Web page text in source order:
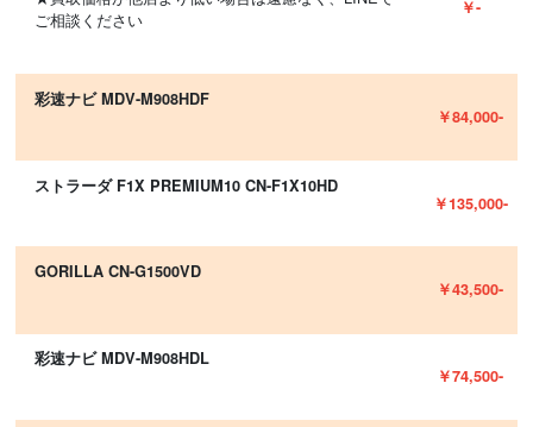
ご相談ください
￥-
彩速ナビ MDV-M908HDF
￥84,000-
ストラーダ F1X PREMIUM10 CN-F1X10HD
￥135,000-
GORILLA CN-G1500VD
￥43,500-
彩速ナビ MDV-M908HDL
￥74,500-